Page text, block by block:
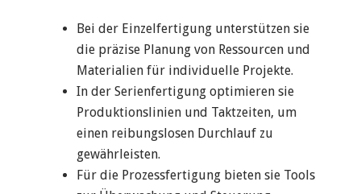
Bei der Einzelfertigung unterstützen sie
die präzise Planung von Ressourcen und
Materialien für individuelle Projekte.
In der Serienfertigung optimieren sie
Produktionslinien und Taktzeiten, um
einen reibungslosen Durchlauf zu
gewährleisten.
Für die Prozessfertigung bieten sie Tools